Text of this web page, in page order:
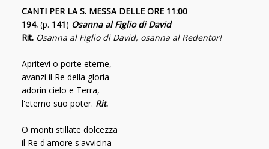
CANTI PER LA S. MESSA DELLE ORE 11:00
194. (p. 141) Osanna al Figlio di David
Rit. Osanna al Figlio di David, osanna al Redentor!
Apritevi o porte eterne,
avanzi il Re della gloria
adorin cielo e Terra,
l'eterno suo poter. Rit.
O monti stillate dolcezza
il Re d'amore s'avvicina